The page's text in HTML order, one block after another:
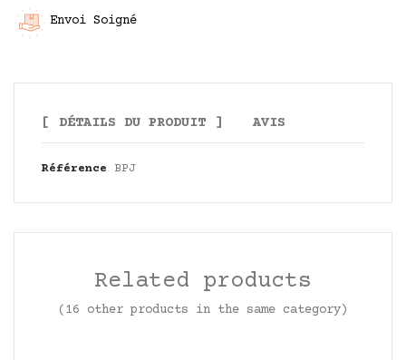
Envoi Soigné
DÉTAILS DU PRODUIT AVIS
Référence BPJ
Related products
(16 other products in the same category)